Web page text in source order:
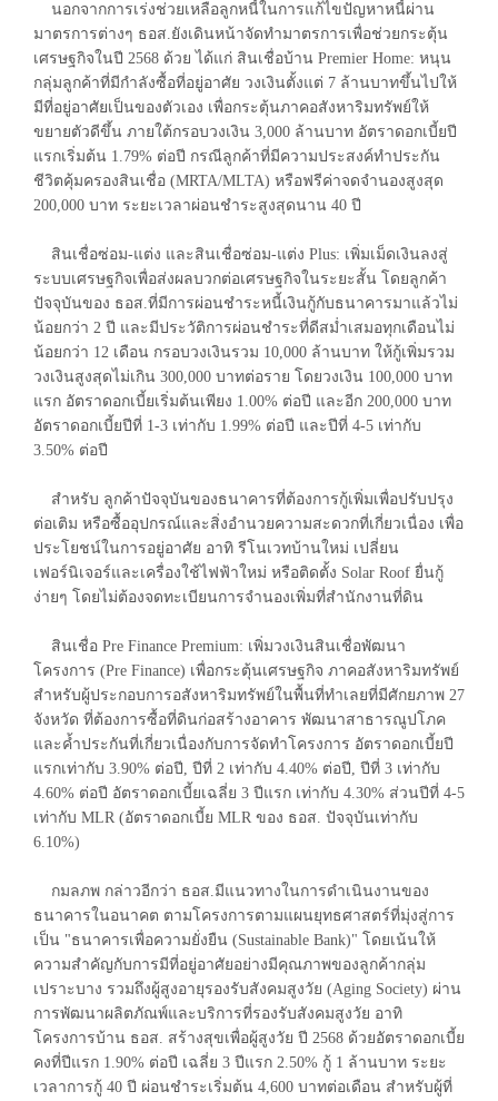
นอกจากการเร่งช่วยเหลือลูกหนี้ในการแก้ไขปัญหาหนี้ผ่าน
มาตรการต่างๆ ธอส.ยังเดินหน้าจัดทำมาตรการเพื่อช่วยกระตุ้น
เศรษฐกิจในปี 2568 ด้วย ได้แก่ สินเชื่อบ้าน Premier Home: หนุน
กลุ่มลูกค้าที่มีกำลังซื้อที่อยู่อาศัย วงเงินตั้งแต่ 7 ล้านบาทขึ้นไปให้
มีที่อยู่อาศัยเป็นของตัวเอง เพื่อกระตุ้นภาคอสังหาริมทรัพย์ให้
ขยายตัวดีขึ้น ภายใต้กรอบวงเงิน 3,000 ล้านบาท อัตราดอกเบี้ยปี
แรกเริ่มต้น 1.79% ต่อปี กรณีลูกค้าที่มีความประสงค์ทำประกัน
ชีวิตคุ้มครองสินเชื่อ (MRTA/MLTA) หรือฟรีค่าจดจำนองสูงสุด
200,000 บาท ระยะเวลาผ่อนชำระสูงสุดนาน 40 ปี
สินเชื่อซ่อม-แต่ง และสินเชื่อซ่อม-แต่ง Plus: เพิ่มเม็ดเงินลงสู่
ระบบเศรษฐกิจเพื่อส่งผลบวกต่อเศรษฐกิจในระยะสั้น โดยลูกค้า
ปัจจุบันของ ธอส.ที่มีการผ่อนชำระหนี้เงินกู้กับธนาคารมาแล้วไม่
น้อยกว่า 2 ปี และมีประวัติการผ่อนชำระที่ดีสม่ำเสมอทุกเดือนไม่
น้อยกว่า 12 เดือน กรอบวงเงินรวม 10,000 ล้านบาท ให้กู้เพิ่มรวม
วงเงินสูงสุดไม่เกิน 300,000 บาทต่อราย โดยวงเงิน 100,000 บาท
แรก อัตราดอกเบี้ยเริ่มต้นเพียง 1.00% ต่อปี และอีก 200,000 บาท
อัตราดอกเบี้ยปีที่ 1-3 เท่ากับ 1.99% ต่อปี และปีที่ 4-5 เท่ากับ
3.50% ต่อปี
สำหรับ ลูกค้าปัจจุบันของธนาคารที่ต้องการกู้เพิ่มเพื่อปรับปรุง
ต่อเติม หรือซื้ออุปกรณ์และสิ่งอำนวยความสะดวกที่เกี่ยวเนื่อง เพื่อ
ประโยชน์ในการอยู่อาศัย อาทิ รีโนเวทบ้านใหม่ เปลี่ยน
เฟอร์นิเจอร์และเครื่องใช้ไฟฟ้าใหม่ หรือติดตั้ง Solar Roof ยื่นกู้
ง่ายๆ โดยไม่ต้องจดทะเบียนการจำนองเพิ่มที่สำนักงานที่ดิน
สินเชื่อ Pre Finance Premium: เพิ่มวงเงินสินเชื่อพัฒนา
โครงการ (Pre Finance) เพื่อกระตุ้นเศรษฐกิจ ภาคอสังหาริมทรัพย์
สำหรับผู้ประกอบการอสังหาริมทรัพย์ในพื้นที่ทำเลยที่มีศักยภาพ 27
จังหวัด ที่ต้องการซื้อที่ดินก่อสร้างอาคาร พัฒนาสาธารณูปโภค
และค้ำประกันที่เกี่ยวเนื่องกับการจัดทำโครงการ อัตราดอกเบี้ยปี
แรกเท่ากับ 3.90% ต่อปี, ปีที่ 2 เท่ากับ 4.40% ต่อปี, ปีที่ 3 เท่ากับ
4.60% ต่อปี อัตราดอกเบี้ยเฉลี่ย 3 ปีแรก เท่ากับ 4.30% ส่วนปีที่ 4-5
เท่ากับ MLR (อัตราดอกเบี้ย MLR ของ ธอส. ปัจจุบันเท่ากับ
6.10%)
กมลภพ กล่าวอีกว่า ธอส.มีแนวทางในการดำเนินงานของ
ธนาคารในอนาคต ตามโครงการตามแผนยุทธศาสตร์ที่มุ่งสู่การ
เป็น "ธนาคารเพื่อความยั่งยืน (Sustainable Bank)" โดยเน้นให้
ความสำคัญกับการมีที่อยู่อาศัยอย่างมีคุณภาพของลูกค้ากลุ่ม
เปราะบาง รวมถึงผู้สูงอายุรองรับสังคมสูงวัย (Aging Society) ผ่าน
การพัฒนาผลิตภัณพ์และบริการที่รองรับสังคมสูงวัย อาทิ
โครงการบ้าน ธอส. สร้างสุขเพื่อผู้สูงวัย ปี 2568 ด้วยอัตราดอกเบี้ย
คงที่ปีแรก 1.90% ต่อปี เฉลี่ย 3 ปีแรก 2.50% กู้ 1 ล้านบาท ระยะ
เวลาการกู้ 40 ปี ผ่อนชำระเริ่มต้น 4,600 บาทต่อเดือน สำหรับผู้ที่